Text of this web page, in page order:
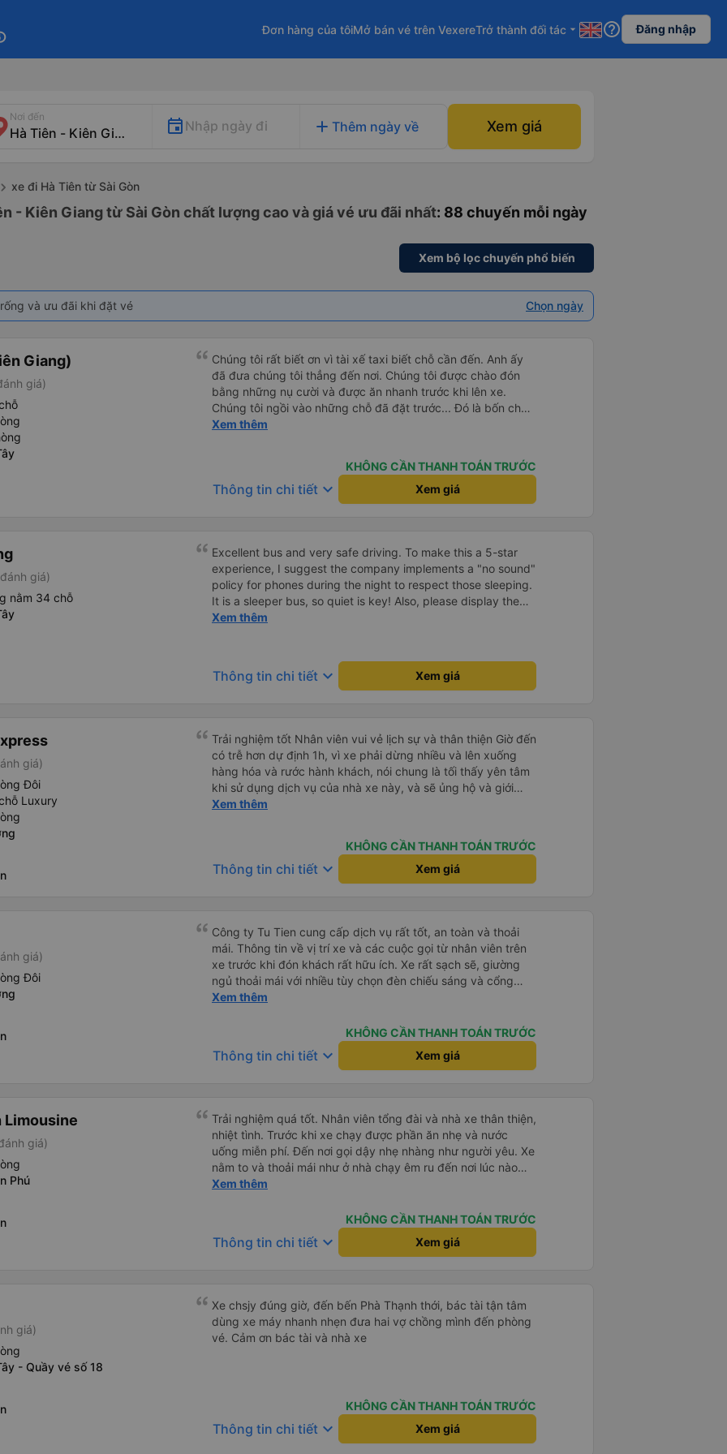
Đơn hàng của tôiMở bán vé trên VexereTrở thành đối tác arrow_drop_down help_outline Đăng nhập
Nơi đến
Nhập ngày đi add Thêm ngày về Xem giá
xe đi Hà Tiên từ Sài Gòn
- Kiên Giang từ Sài Gòn chất lượng cao và giá vé ưu đãi nhất: 88 chuyến mỗi ngày
Xem bộ lọc chuyến phổ biến
và ưu đãi khi đặt vé Chọn ngày
Giang)
giá)
Chúng tôi rất biết ơn vì tài xế taxi biết chỗ cần đến. Anh ấy
đã đưa chúng tôi thẳng đến nơi. Chúng tôi được chào đón
bằng những nụ cười và được ăn nhanh trước khi lên xe.
Chúng tôi ngồi vào những chỗ đã đặt trước... Đó là bốn chỗ
ngồi ở phía sau cùng của xe... Các con tôi gọi đó là &quot;xe
chúng tôi là một người lái xe Việt Nam điển hình. Chuyến đi
rất đẹp với những con kênh và những ngôi nhà ven kênh.
Xem thêm
KHÔNG CẦN THANH TOÁN TRƯỚC
Thông tin chi tiết keyboard_arrow_down Xem giá
giá)
nằm 34 chỗ
Excellent bus and very safe driving. To make this a 5-star
experience, I suggest the company implements a "no sound"
policy for phones during the night to respect those sleeping.
It is a sleeper bus, so quiet is key! Also, please display the
Wi-Fi password clearly inside the cabin for convenience. I
hơn, tôi góp ý nhà xe nên có quy định rõ ràng về việc giữ im
lặng (tắt âm thanh điện thoại) vào ban đêm để tránh làm
Tôi vẫn sẽ tiếp tục ủng hộ nhà xe trong tương lai!
Xem thêm
Thông tin chi tiết keyboard_arrow_down Xem giá
giá)
Đôi
Luxury
Trải nghiệm tốt Nhân viên vui vẻ lịch sự và thân thiện Giờ đến
có trễ hơn dự định 1h, vì xe phải dừng nhiều và lên xuống
hàng hóa và rước hành khách, nói chung là tối thấy yên tâm
khi sử dụng dịch vụ của nhà xe này, và sẽ ủng hộ và giới
thiệu cho người thân sử dụng dịch vụ của nhà xe này
Xem thêm
KHÔNG CẦN THANH TOÁN TRƯỚC
Thông tin chi tiết keyboard_arrow_down Xem giá
giá)
Đôi
Công ty Tu Tien cung cấp dịch vụ rất tốt, an toàn và thoải
mái. Thông tin về vị trí xe và các cuộc gọi từ nhân viên trên
xe trước khi đón khách rất hữu ích. Xe rất sạch sẽ, giường
ngủ thoải mái với nhiều tùy chọn đèn chiếu sáng và cổng
USB được đặt ở vị trí thuận tiện. Nhân viên rất lịch sự và xe
Xem thêm
KHÔNG CẦN THANH TOÁN TRƯỚC
Thông tin chi tiết keyboard_arrow_down Xem giá
Limousine
giá)
Phú
Trải nghiệm quá tốt. Nhân viên tổng đài và nhà xe thân thiện,
nhiệt tình. Trước khi xe chạy được phần ăn nhẹ và nước
uống miễn phí. Đến nơi gọi dậy nhẹ nhàng như người yêu. Xe
nằm to và thoải mái như ở nhà chạy êm ru đến nơi lúc nào
không hay luôn. I had very good experience with this bus
the bus, we were offered light meals and drinks. When the
bus has arrived, the staff woke us up as they were waking
up up their lovers. If you are foreigners and planning to take
Xem thêm
KHÔNG CẦN THANH TOÁN TRƯỚC
Thông tin chi tiết keyboard_arrow_down Xem giá
giá)
- Quầy vé số 18
Xe chsjy đúng giờ, đến bến Phà Thạnh thới, bác tài tận tâm
dùng xe máy nhanh nhẹn đưa hai vợ chồng mình đến phòng
vé. Cảm ơn bác tài và nhà xe
KHÔNG CẦN THANH TOÁN TRƯỚC
Thông tin chi tiết keyboard_arrow_down Xem giá